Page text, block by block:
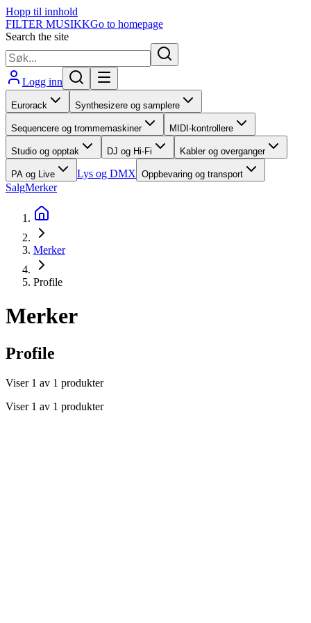
Hopp til innhold
FILTER MUSIKKGo to homepage
Search the site
Logg inn
Eurorack Synthesizere og samplere
Sequencere og trommemaskiner MIDI-kontrollere
Studio og opptak DJ og Hi-Fi Kabler og overganger
PA og Live Lys og DMX Oppbevaring og transport
SalgMerker
Merker
Profile
Merker
Profile
Viser 1 av 1 produkter
Viser 1 av 1 produkter